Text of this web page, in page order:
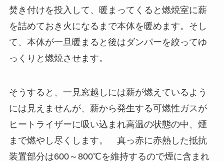
焚き付けを投入して、暖まってくると燃焼室に薪
を詰めておき火になるまで本体を暖めます。そし
て、本体が一旦暖まると後はダンパーを絞ってゆ
っくりと燃焼させます。
そうすると、一見窓越しには薪が燃えているよう
には見えませんが、薪から発生する可燃性ガスが
ヒートライザーに吸い込まれ高温の状態の中、煙
まで燃やし尽くします。 真っ赤に赤熱した抵抗
装置部分は600～800℃を維持するので煙に含まれ